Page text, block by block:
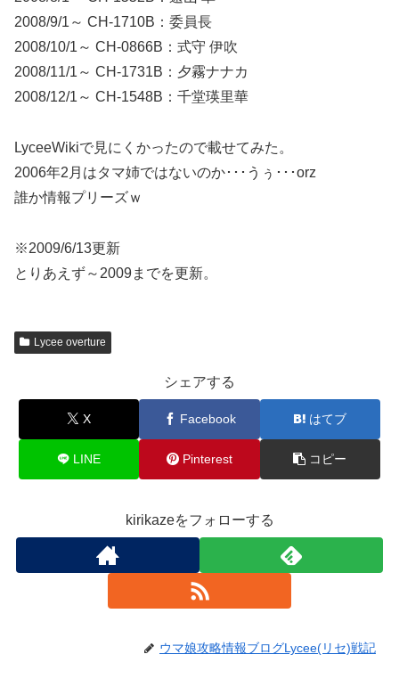
2008/9/1～ CH-1710B：委員長
2008/10/1～ CH-0866B：式守 伊吹
2008/11/1～ CH-1731B：夕霧ナナカ
2008/12/1～ CH-1548B：千堂瑛里華
LyceeWikiで見にくかったので載せてみた。
2006年2月はタマ姉ではないのか･･･うぅ･･･orz
誰か情報プリーズｗ
※2009/6/13更新
とりあえず～2009までを更新。
Lycee overture
シェアする
X Facebook はてブ
LINE Pinterest コピー
kirikazeをフォローする
ウマ娘攻略情報ブログLycee(リセ)戦記